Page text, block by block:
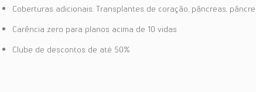
Coberturas adicionais: Transplantes de coração, pâncreas,
Carência zero para planos acima de 10 vidas
Clube de descontos de até 50%